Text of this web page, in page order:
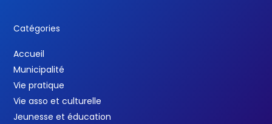
Catégories
Accueil
Municipalité
Vie pratique
Vie asso et culturelle
Jeunesse et éducation